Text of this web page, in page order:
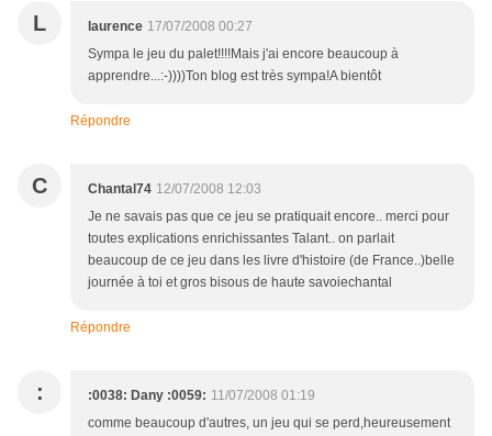
L laurence 17/07/2008 00:27
Sympa le jeu du palet!!!!Mais j'ai encore beaucoup à
apprendre...:-))))Ton blog est très sympa!A bientôt
Répondre
C Chantal74 12/07/2008 12:03
Je ne savais pas que ce jeu se pratiquait encore.. merci pour
toutes explications enrichissantes Talant.. on parlait
beaucoup de ce jeu dans les livre d'histoire (de France..)belle
journée à toi et gros bisous de haute savoiechantal
Répondre
: :0038: Dany :0059: 11/07/2008 01:19
comme beaucoup d'autres, un jeu qui se perd,heureusement